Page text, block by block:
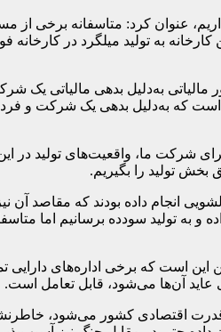
عنوان کرد: متاسفانه برخی از
به تولید میلگرد در کارخانه
به‌دلیل بدهی مالیاتی یک
که به‌دلیل بدهی یک شرکت و
برای شرکت ما، واقعیت‌های
تولید را بگیریم.
عنوان کرد: مالکین قبلی کارخانه بیش از ۲۰۰ میلیارد
و به تولید سودده برسانیم اما
که برخی اداره‌های دارایی
عاید آن‌ها می‌شود، قابل تعامل است.
قدرت اقتصادی کشور می‌شود،